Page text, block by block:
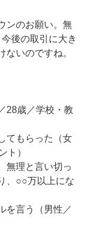
ンのお願い。無
後の取引に大き
ないのですね。
28歳／学校・教
てもらった（女
ト）
無理と言い切っ
、○○万以上にな
を言う（男性／